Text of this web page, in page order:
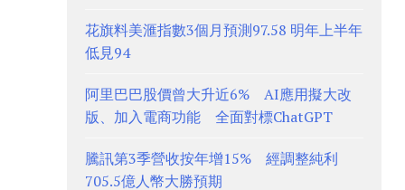
花旗料美滙指數3個月預測97.58 明年上半年
低見94
阿里巴巴股價曾大升近6% AI應用擬大改
版、加入電商功能 全面對標ChatGPT
騰訊第3季營收按年增15% 經調整純利
705.5億人幣大勝預期